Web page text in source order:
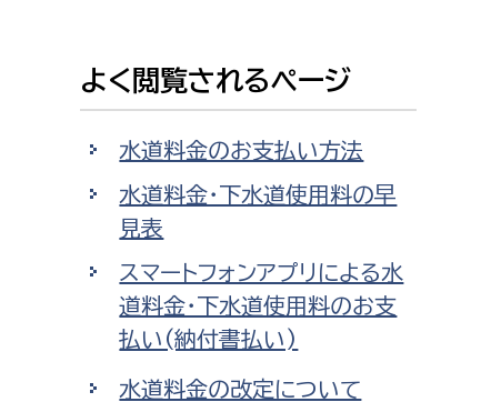
よく閲覧されるページ
水道料金のお支払い方法
水道料金・下水道使用料の早
見表
スマートフォンアプリによる水
道料金・下水道使用料のお支
払い(納付書払い)
水道料金の改定について